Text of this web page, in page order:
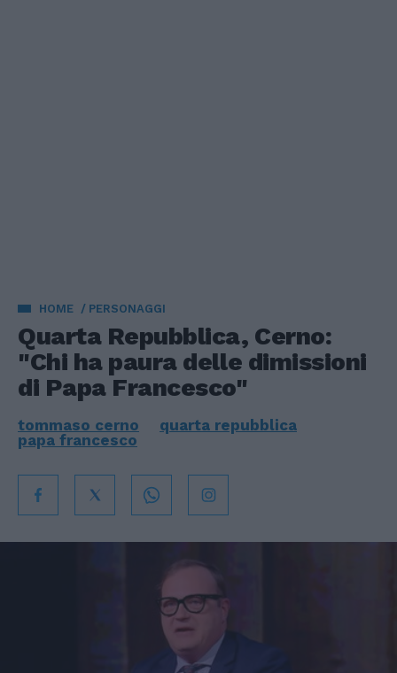
HOME PERSONAGGI
Quarta Repubblica, Cerno:
"Chi ha paura delle dimissioni
di Papa Francesco"
tommaso cerno
quarta repubblica
papa francesco